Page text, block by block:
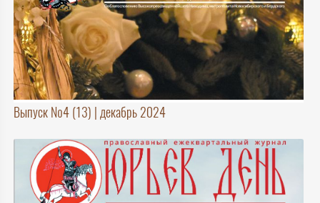
Выпуск №4 (13) | декабрь 2024